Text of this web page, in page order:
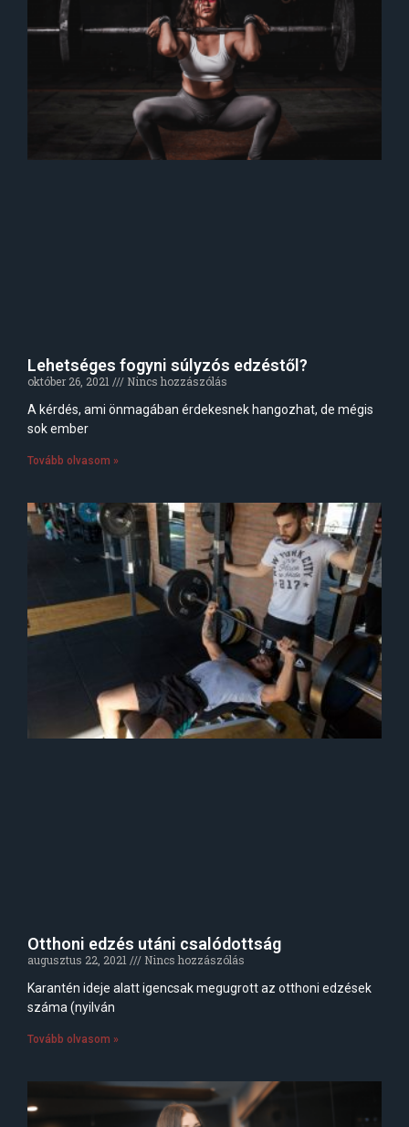
Lehetséges fogyni súlyzós edzéstől?
október 26, 2021
Nincs hozzászólás
A kérdés, ami önmagában érdekesnek hangozhat, de mégis
sok ember
Tovább olvasom »
Otthoni edzés utáni csalódottság
augusztus 22, 2021
Nincs hozzászólás
Karantén ideje alatt igencsak megugrott az otthoni edzések
száma (nyilván
Tovább olvasom »